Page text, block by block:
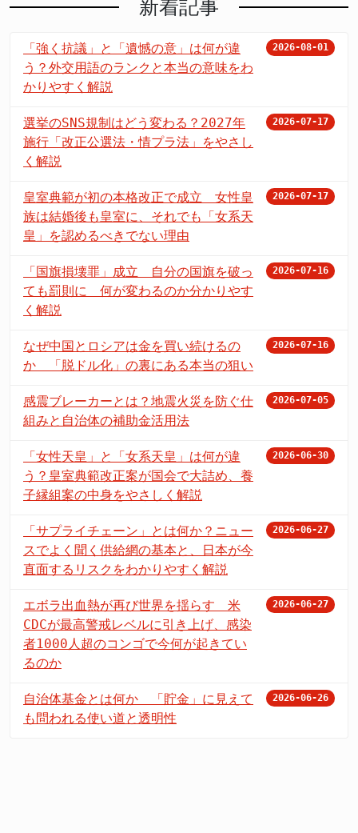
新着記事
「強く抗議」と「遺憾の意」は何が違
う？外交用語のランクと本当の意味をわ
かりやすく解説
2026-08-01
選挙のSNS規制はどう変わる？2027年
施行「改正公選法・情プラ法」をやさし
く解説
2026-07-17
皇室典範が初の本格改正で成立 女性皇
族は結婚後も皇室に、それでも「女系天
皇」を認めるべきでない理由
2026-07-17
「国旗損壊罪」成立 自分の国旗を破っ
ても罰則に 何が変わるのか分かりやす
く解説
2026-07-16
なぜ中国とロシアは金を買い続けるの
か 「脱ドル化」の裏にある本当の狙い
2026-07-16
感震ブレーカーとは？地震火災を防ぐ仕
組みと自治体の補助金活用法
2026-07-05
「女性天皇」と「女系天皇」は何が違
う？皇室典範改正案が国会で大詰め、養
子縁組案の中身をやさしく解説
2026-06-30
「サプライチェーン」とは何か？ニュー
スでよく聞く供給網の基本と、日本が今
直面するリスクをわかりやすく解説
2026-06-27
エボラ出血熱が再び世界を揺らす 米
CDCが最高警戒レベルに引き上げ、感染
者1000人超のコンゴで今何が起きてい
るのか
2026-06-27
自治体基金とは何か 「貯金」に見えて
も問われる使い道と透明性
2026-06-26